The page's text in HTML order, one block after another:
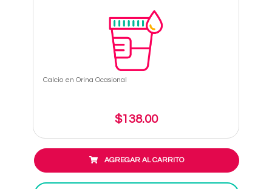
Calcio en Orina Ocasional
$138.00
AGREGAR AL CARRITO